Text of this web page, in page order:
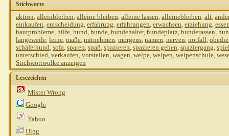
Stichworte
aktion, alleinbleiben, alleine bleiben, alleine lassen, alleinebleiben, alt,
einkaufen, entscheidung, erfahrung, erfahrungen, erwachsen, erziehung,
hautprobleme, hilfe, hund, hunde, hundehalter, hundeplatz, hunderassen,
langeweile, leine, maße, mitnehmen, morgens, namen, nerven, notfall,
schäferhund, sofa, sparen, spaß, spazieren, spazieren gehen, spaziergang,
unterschied, verkaufen, vorstellen, wagen, welpe, welpen, welpenschule,
Stichwortwolke anzeigen
Lesezeichen
Mister Wrong
Google
Yahoo
Digg